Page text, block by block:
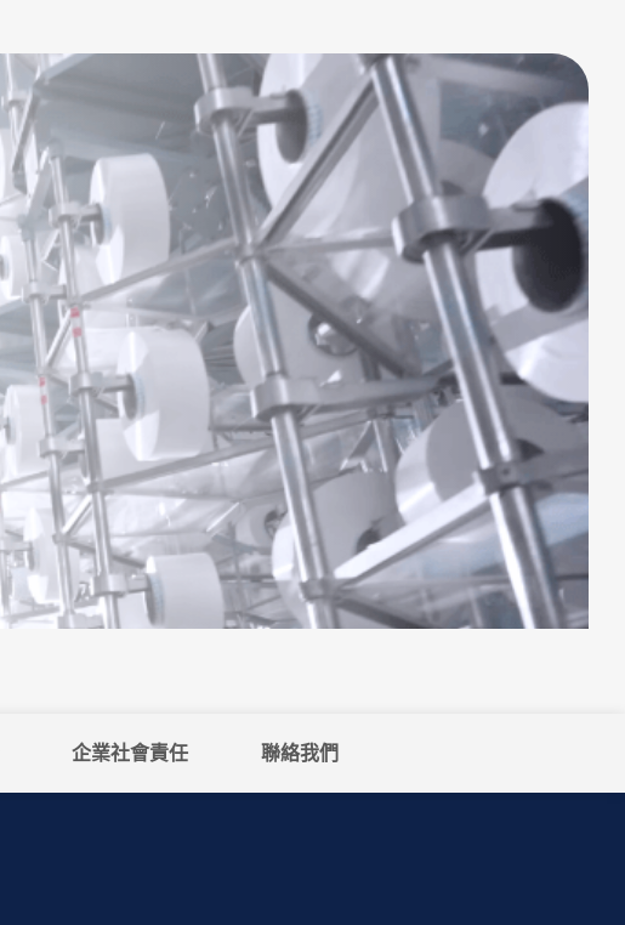
企業社會責任 聯絡我們